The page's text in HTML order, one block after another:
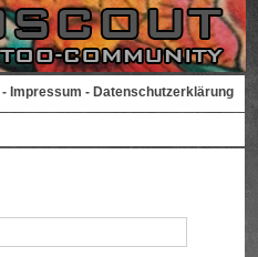
- Impressum - Datenschutzerklärung